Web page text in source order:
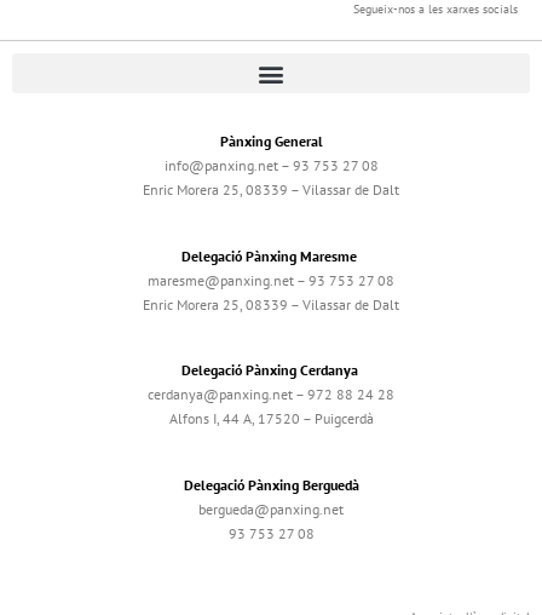
Segueix-nos a les xarxes socials
Pànxing General
info@panxing.net – 93 753 27 08
Enric Morera 25, 08339 – Vilassar de Dalt
Delegació Pànxing Maresme
maresme@panxing.net – 93 753 27 08
Enric Morera 25, 08339 – Vilassar de Dalt
Delegació Pànxing Cerdanya
cerdanya@panxing.net – 972 88 24 28
Alfons I, 44 A, 17520 – Puigcerdà
Delegació Pànxing Berguedà
bergueda@panxing.net
93 753 27 08